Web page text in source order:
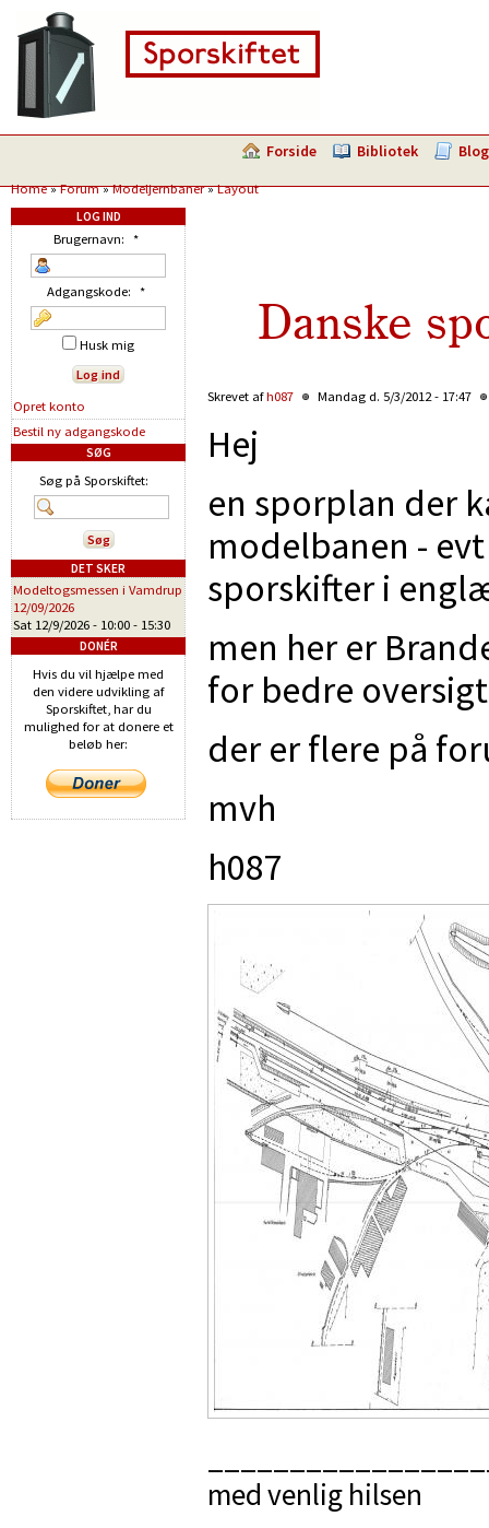
Forside Bibliotek Blog
Home»Forum»Modeljernbaner»Layout
Danske
Skrevet afh087 Mandag d. 5/3/2012 - 17:47
Hej
en sporplan der
modelbanen -
sporskifter i
men her er
for bedre oversigt
der er flere på
mvh
h087
med venlig hilsen
LOG IND
Brugernavn: *
Adgangskode: *
Husk mig
Opret konto
Bestil ny adgangskode
SØG
Søg på Sporskiftet:
DET SKER
Modeltogsmessen i Vamdrup
12/09/2026
Sat 12/9/2026 - 10:00 - 15:30
DONÉR
Hvis du vil hjælpe med
den videre udvikling af
Sporskiftet, har du
mulighed for at donere et
beløb her: